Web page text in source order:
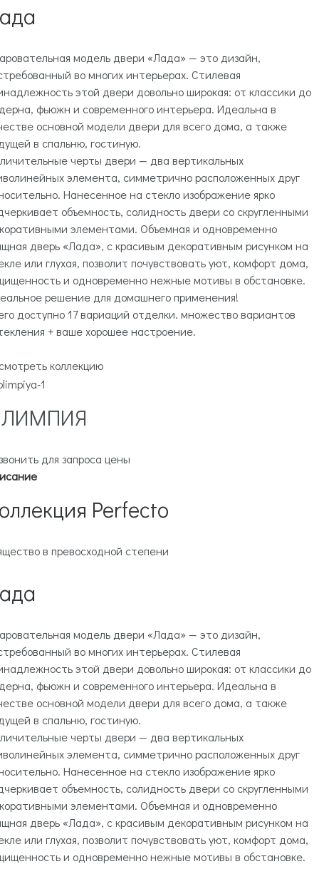
модель двери «Лада» — это дизайн,
во многих интерьерах. Стилевая
этой двери довольно широкая: от классики до
фьюжн и современного интерьера. Идеальна в
основной модели двери для всего дома, а также
в спальню, гостиную.
черты двери — два вертикальных
элемента, симметрично расположенных друг
Нанесенное на стекло изображение ярко
объемность, солидность двери со скругленными
элементами. Объемная и одновременно
дверь «Лада», с красивым декоративным рисунком на
или глухая, позволит почувствовать уют, комфорт дома,
и одновременно нежные мотивы в обстановке.
решение для домашнего применения!
доступно 17 вариаций отделки. множество вариантов
+ ваше хорошее настроение.
коллекцию
для запроса цены
Perfecto
в превосходной степени
модель двери «Лада» — это дизайн,
во многих интерьерах. Стилевая
этой двери довольно широкая: от классики до
фьюжн и современного интерьера. Идеальна в
основной модели двери для всего дома, а также
в спальню, гостиную.
черты двери — два вертикальных
элемента, симметрично расположенных друг
Нанесенное на стекло изображение ярко
объемность, солидность двери со скругленными
элементами. Объемная и одновременно
дверь «Лада», с красивым декоративным рисунком на
или глухая, позволит почувствовать уют, комфорт дома,
и одновременно нежные мотивы в обстановке.